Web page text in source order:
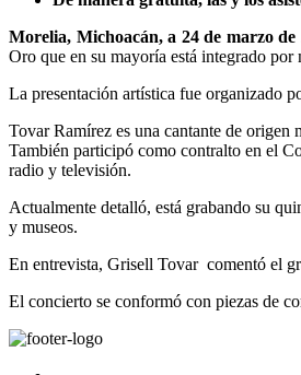
Morelia, Michoacán, a 24 de marzo de
Oro que en su mayoría está integrado por
La presentación artística fue organizado
Tovar Ramírez es una cantante de
También participó como contralto en el
radio y televisión.
Actualmente detalló, está grabando su
y museos.
En entrevista, Grisell Tovar comentó el
El concierto se conformó con piezas de